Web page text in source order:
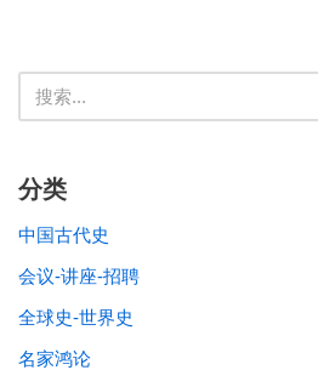
分类
中国古代史
会议-讲座-招聘
全球史-世界史
名家鸿论